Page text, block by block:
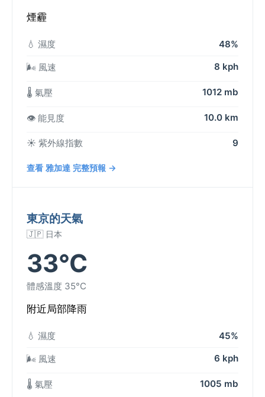
煙霾
💧 濕度 48%
🌬️ 風速 8 kph
🌡️ 氣壓 1012 mb
👁️ 能見度 10.0 km
☀️ 紫外線指數 9
查看 雅加達 完整預報 →
東京的天氣
🇯🇵 日本
33°C
體感溫度 35°C
附近局部降雨
💧 濕度 45%
🌬️ 風速 6 kph
🌡️ 氣壓 1005 mb